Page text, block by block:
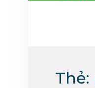
Thẻ: